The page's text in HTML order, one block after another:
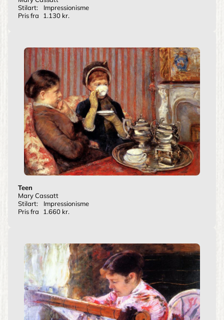
Stilart:
Impressionisme
Pris fra
1.130 kr.
Teen
Mary Cassatt
Stilart:
Impressionisme
Pris fra
1.660 kr.